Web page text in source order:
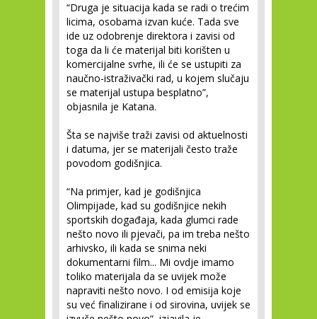
“Druga je situacija kada se radi o trećim
licima, osobama izvan kuće. Tada sve
ide uz odobrenje direktora i zavisi od
toga da li će materijal biti korišten u
komercijalne svrhe, ili će se ustupiti za
naučno-istraživački rad, u kojem slučaju
se materijal ustupa besplatno”,
objasnila je Katana.
Šta se najviše traži zavisi od aktuelnosti
i datuma, jer se materijali često traže
povodom godišnjica.
“Na primjer, kad je godišnjica
Olimpijade, kad su godišnjice nekih
sportskih događaja, kada glumci rade
nešto novo ili pjevači, pa im treba nešto
arhivsko, ili kada se snima neki
dokumentarni film... Mi ovdje imamo
toliko materijala da se uvijek može
napraviti nešto novo. I od emisija koje
su već finalizirane i od sirovina, uvijek se